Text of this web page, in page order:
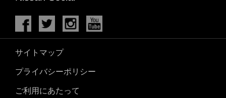
サイトマップ
プライバシーポリシー
ご利用にあたって